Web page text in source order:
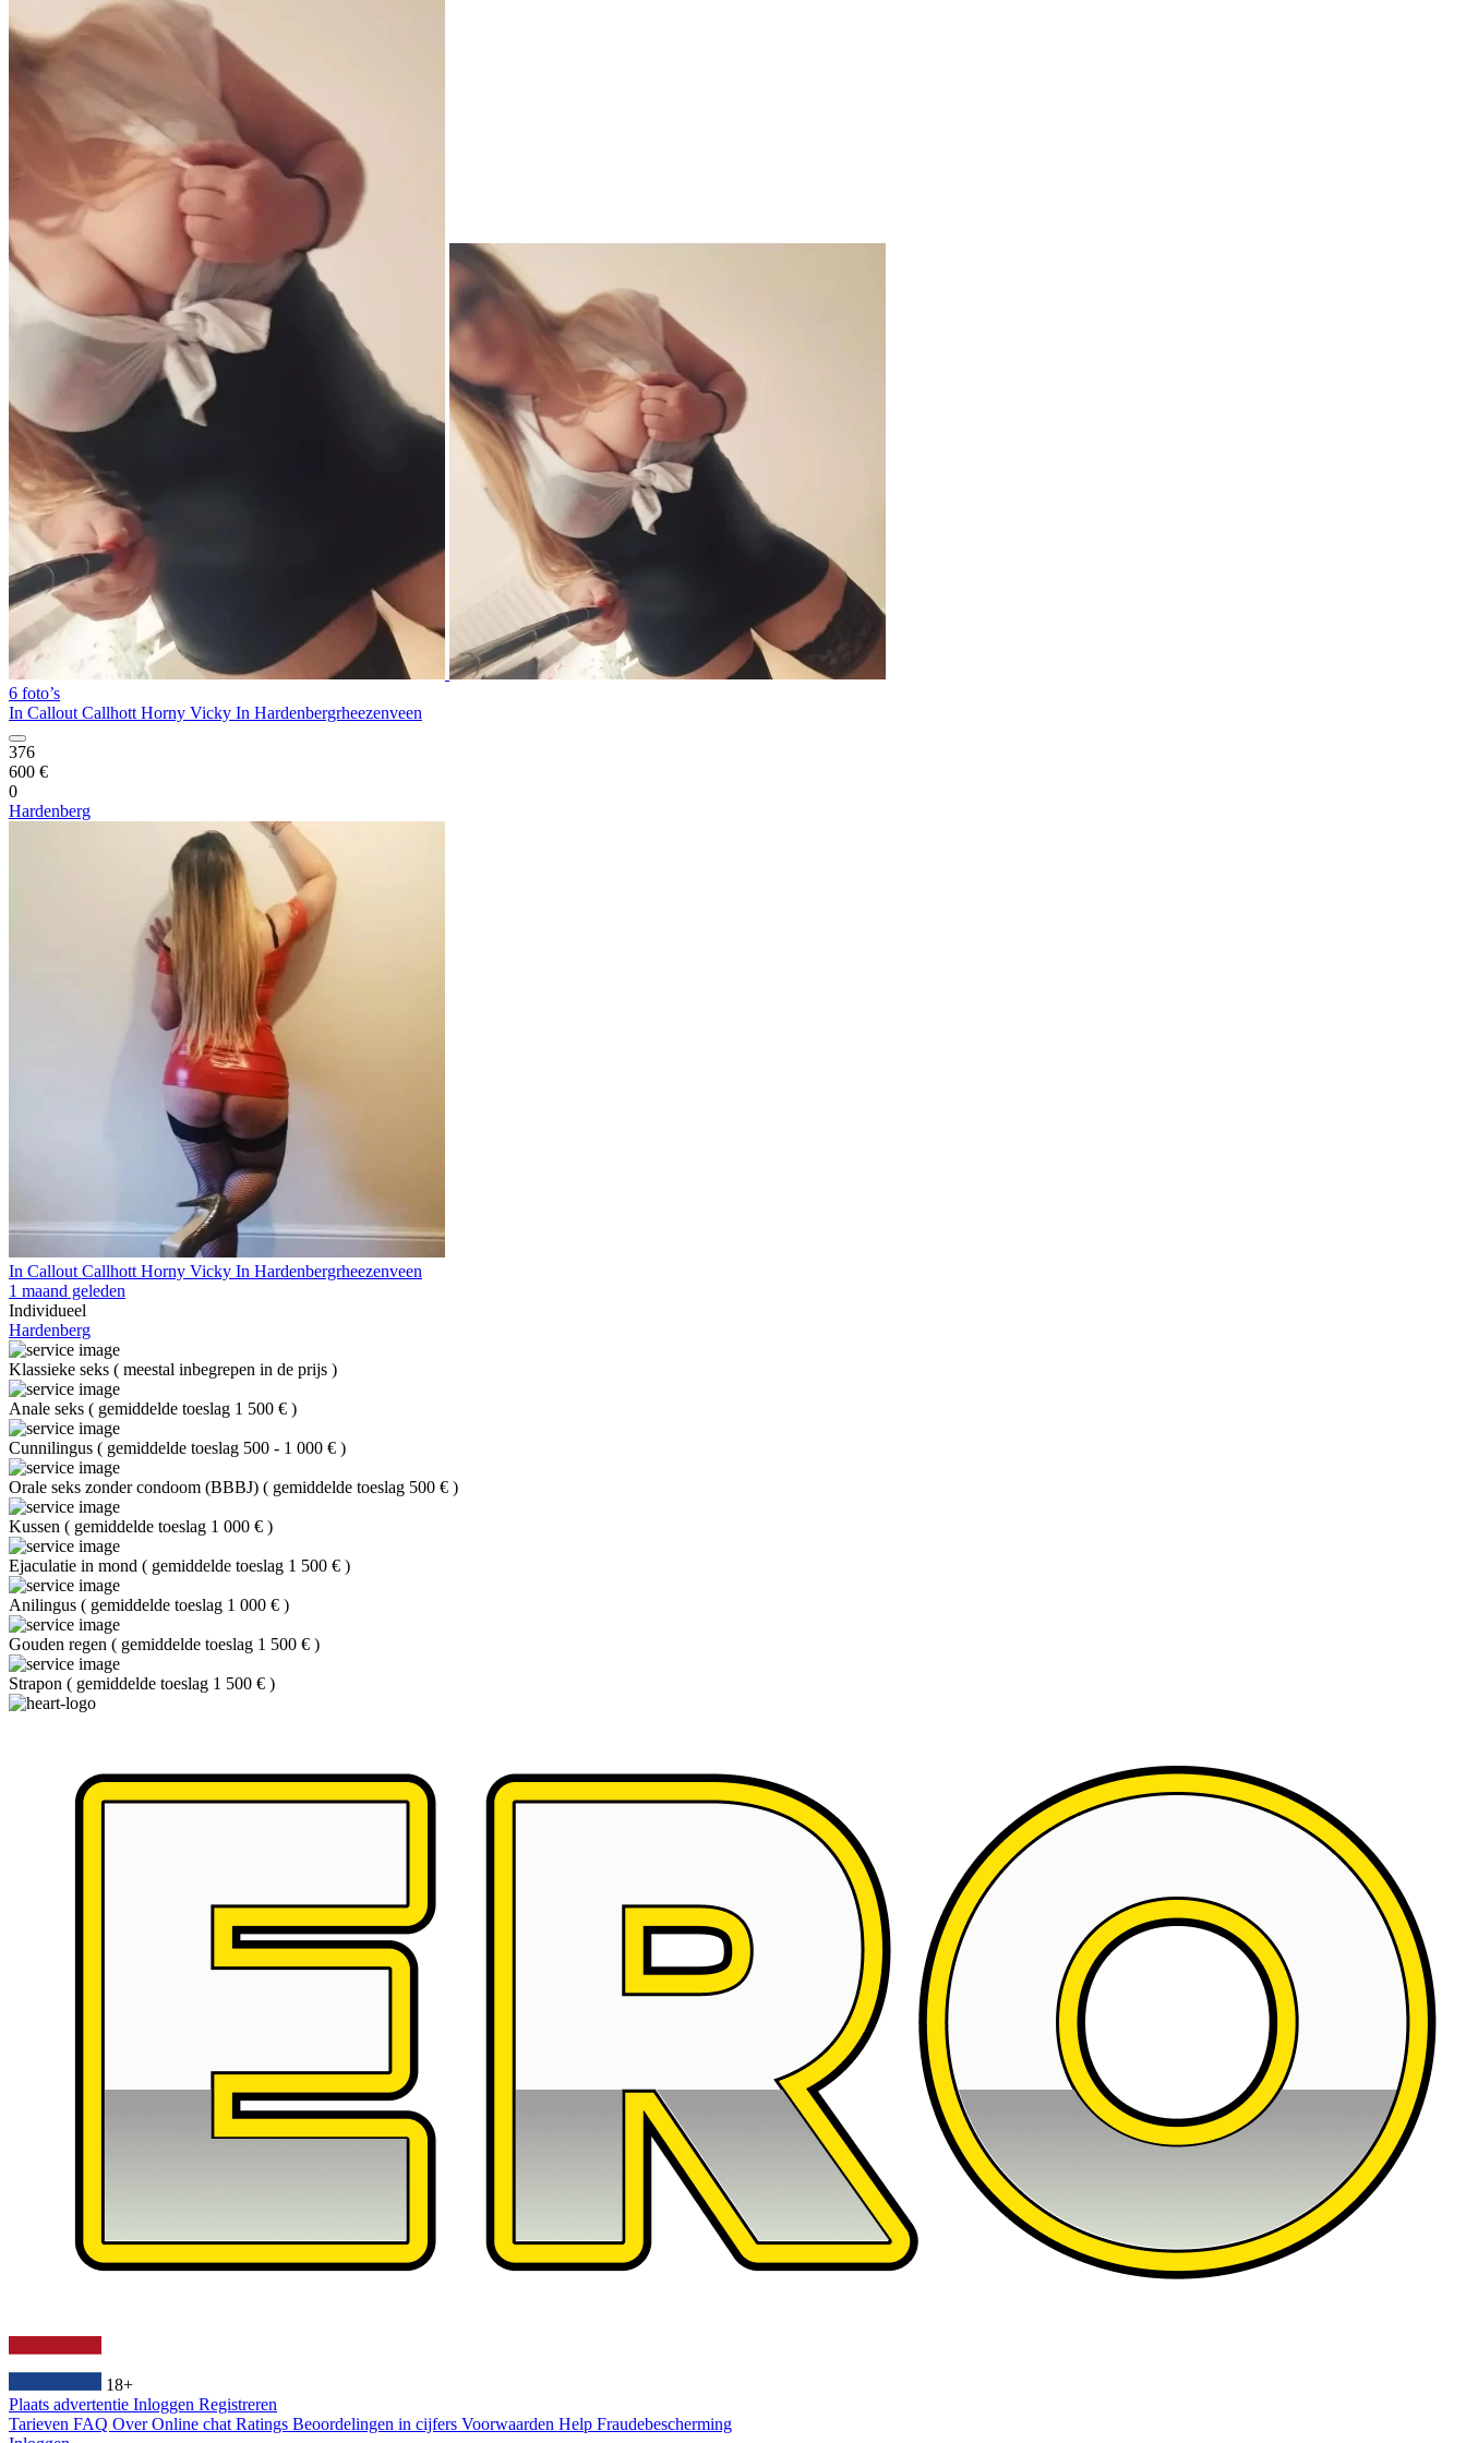
6 foto’s
In Callout Callhott Horny Vicky In Hardenbergrheezenveen
376
600 €
0
Hardenberg
In Callout Callhott Horny Vicky In Hardenbergrheezenveen
1 maand geleden
Individueel
Hardenberg
Klassieke seks ( meestal inbegrepen in de prijs )
Anale seks ( gemiddelde toeslag 1 500 € )
Cunnilingus ( gemiddelde toeslag 500 - 1 000 € )
Orale seks zonder condoom (BBBJ) ( gemiddelde toeslag 500 € )
Kussen ( gemiddelde toeslag 1 000 € )
Ejaculatie in mond ( gemiddelde toeslag 1 500 € )
Anilingus ( gemiddelde toeslag 1 000 € )
Gouden regen ( gemiddelde toeslag 1 500 € )
Strapon ( gemiddelde toeslag 1 500 € )
18+
Plaats advertentie Inloggen Registreren
Tarieven FAQ OverOnline chat Ratings Beoordelingen in cijfers Voorwaarden Help Fraudebescherming